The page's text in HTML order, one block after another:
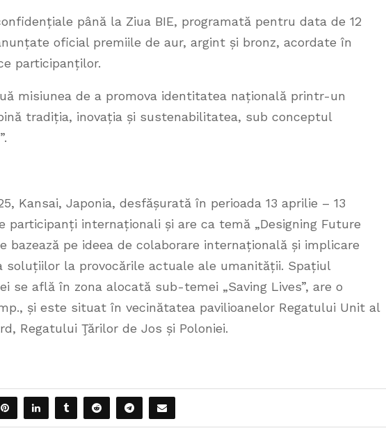
până la Ziua BIE, programată pentru data de 12
oficial premiile de aur, argint și bronz, acordate în
participanților.
misiunea de a promova identitatea națională printr-un
tradiția, inovația și sustenabilitatea, sub conceptul
Kansai, Japonia, desfășurată în perioada 13 aprilie – 13
participanți internaționali și are ca temă „Designing Future
bazează pe ideea de colaborare internațională și implicare
soluțiilor la provocările actuale ale umanității. Spațiul
se află în zona alocată sub-temei „Saving Lives”, are o
și este situat în vecinătatea pavilioanelor Regatului Unit al
Regatului Ţărilor de Jos și Poloniei.